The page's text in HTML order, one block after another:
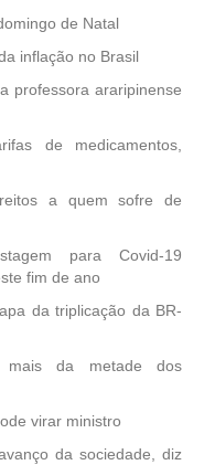
de Natal
inflação no Brasil
professora araripinense
de medicamentos,
a quem sofre de
para Covid-19
fim de ano
da triplicação da BR-
mais da metade dos
virar ministro
da sociedade, diz